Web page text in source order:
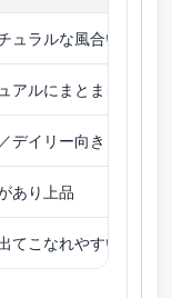
ュラルな風合い
アルにまとまる
デイリー向き
あり上品
てこなれやすい